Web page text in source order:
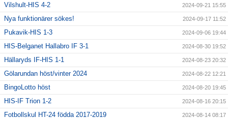
Vilshult-HIS 4-2 2024-09-21 15:55
Nya funktionärer sökes! 2024-09-17 11:52
Pukavik-HIS 1-3 2024-09-06 19:44
HIS-Belganet Hallabro IF 3-1 2024-08-30 19:52
Hällaryds IF-HIS 1-1 2024-08-23 20:32
Gölarundan höst/vinter 2024 2024-08-22 12:21
BingoLotto höst 2024-08-20 19:45
HIS-IF Trion 1-2 2024-08-16 20:15
Fotbollskul HT-24 födda 2017-2019 2024-08-14 08:17